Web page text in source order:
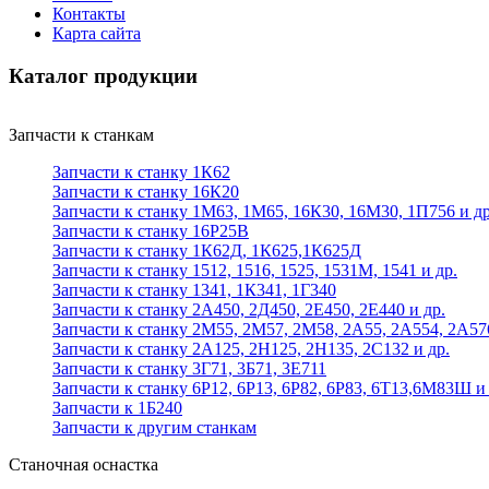
Контакты
Карта сайта
Каталог продукции
Запчасти к станкам
Запчасти к станку 1К62
Запчасти к станку 16К20
Запчасти к станку 1М63, 1М65, 16К30, 16М30, 1П756 и
Запчасти к станку 16Р25В
Запчасти к станку 1К62Д, 1К625,1К625Д
Запчасти к станку 1512, 1516, 1525, 1531М, 1541 и др.
Запчасти к станку 1341, 1К341, 1Г340
Запчасти к станку 2А450, 2Д450, 2Е450, 2Е440 и др.
Запчасти к станку 2М55, 2М57, 2М58, 2А55, 2А554,
Запчасти к станку 2А125, 2Н125, 2Н135, 2С132 и др.
Запчасти к станку 3Г71, 3Б71, 3Е711
Запчасти к станку 6Р12, 6Р13, 6Р82, 6Р83, 6Т13,6М83Ш и
Запчасти к 1Б240
Запчасти к другим станкам
Станочная оснастка